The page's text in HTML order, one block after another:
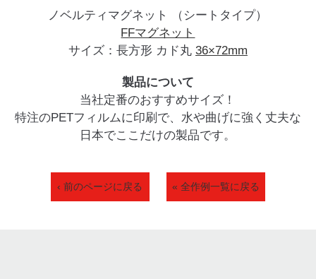
ノベルティマグネット （シートタイプ）
FFマグネット
サイズ：長方形 カド丸 36×72mm
製品について
当社定番のおすすめサイズ！
特注のPETフィルムに印刷で、水や曲げに強く丈夫な
日本でここだけの製品です。
‹ 前のページに戻る « 全作例一覧に戻る